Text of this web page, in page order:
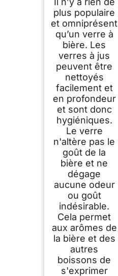
plus populaire
et omniprésent
qu’un verre à
bière. Les
verres à jus
peuvent être
nettoyés
facilement et
en profondeur
et sont donc
hygiéniques.
Le verre
n'altère pas le
goût de la
bière et ne
dégage
aucune odeur
ou goût
indésirable.
Cela permet
aux arômes de
la bière et des
autres
boissons de
s'exprimer